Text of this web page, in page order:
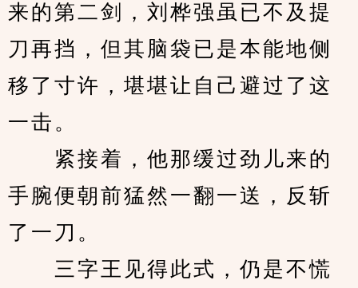
来的第二剑，刘桦强虽已不及提
刀再挡，但其脑袋已是本能地侧
移了寸许，堪堪让自己避过了这
一击。
紧接着，他那缓过劲儿来的
手腕便朝前猛然一翻一送，反斩
了一刀。
三字王见得此式，仍是不慌